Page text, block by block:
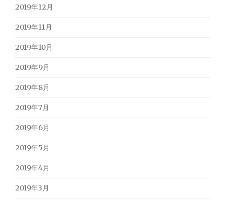
2019年12月
2019年11月
2019年10月
2019年9月
2019年8月
2019年7月
2019年6月
2019年5月
2019年4月
2019年3月